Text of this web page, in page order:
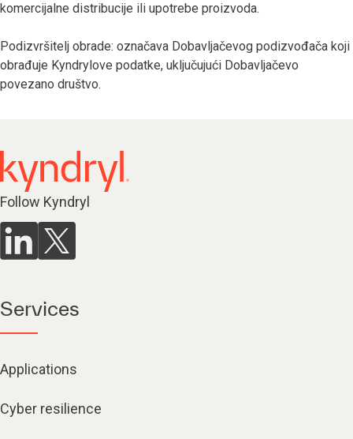
komercijalne distribucije ili upotrebe proizvoda.
Podizvršitelj obrade: označava Dobavljačevog podizvođača koji
obrađuje Kyndrylove podatke, uključujući Dobavljačevo
povezano društvo.
Follow Kyndryl
Services
Applications
Cyber resilience